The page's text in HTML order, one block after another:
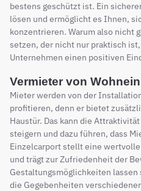
bestens geschützt ist. Ein
lösen und ermöglicht es Ihnen,
konzentrieren. Warum also nicht
setzen, der nicht nur praktisch
Unternehmen einen positiven
Vermieter von
Mieter werden von der
profitieren, denn er bietet
Haustür. Das kann die
steigern und dazu führen, dass
Einzelcarport stellt eine
und trägt zur Zufriedenheit der
Gestaltungsmöglichkeiten
die Gegebenheiten